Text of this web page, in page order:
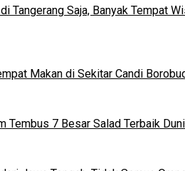
Tangerang Saja, Banyak Tempat
Makan di Sekitar Candi
Tembus 7 Besar Salad Terbaik